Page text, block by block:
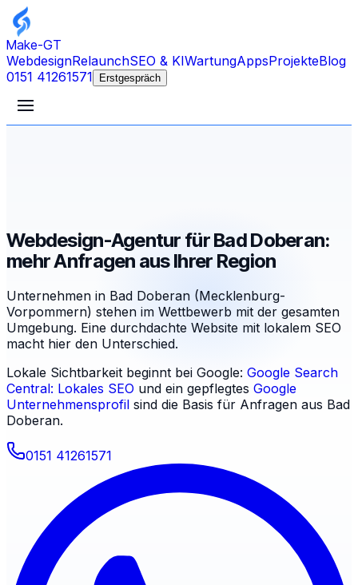
Make-GT
WebdesignRelaunchSEO & KIWartungAppsProjekteBlog
0151 41261571
Erstgespräch
Webdesign-Agentur für Bad Doberan:
mehr Anfragen aus Ihrer Region
Unternehmen in Bad Doberan (Mecklenburg-
Vorpommern) stehen im Wettbewerb mit der gesamten
Umgebung. Eine durchdachte Website mit lokalem SEO
macht hier den Unterschied.
Lokale Sichtbarkeit beginnt bei Google: Google Search
Central: Lokales SEO und ein gepflegtes Google
Unternehmensprofil sind die Basis für Anfragen aus Bad
Doberan.
0151 41261571